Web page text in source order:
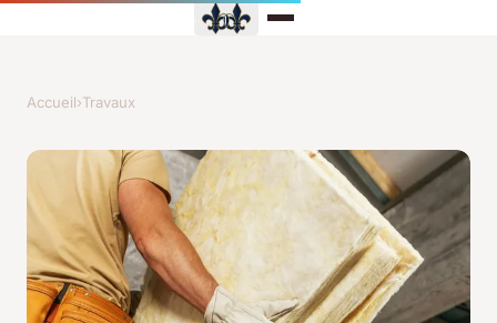
Accueil›Travaux